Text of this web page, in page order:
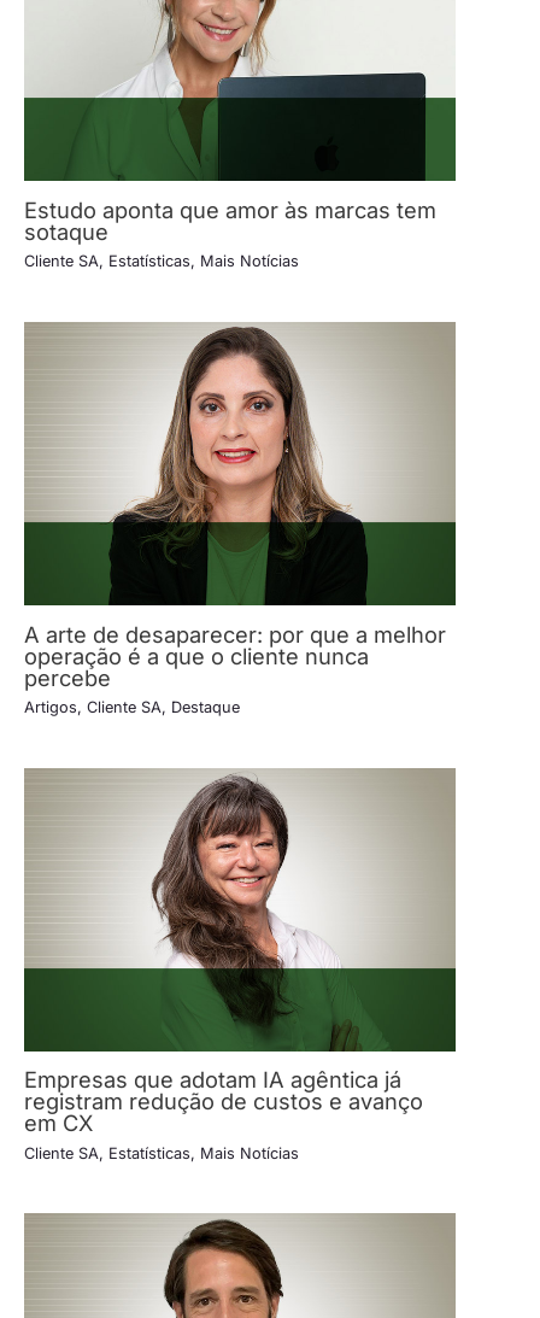
Estudo aponta que amor às marcas tem
sotaque
Cliente SA, Estatísticas, Mais Notícias
A arte de desaparecer: por que a melhor
operação é a que o cliente nunca
percebe
Artigos, Cliente SA, Destaque
Empresas que adotam IA agêntica já
registram redução de custos e avanço
em CX
Cliente SA, Estatísticas, Mais Notícias